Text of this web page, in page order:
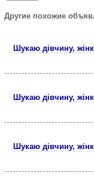
Другие похожие
Шукаю дівчину,
Шукаю дівчину,
Шукаю дівчину,